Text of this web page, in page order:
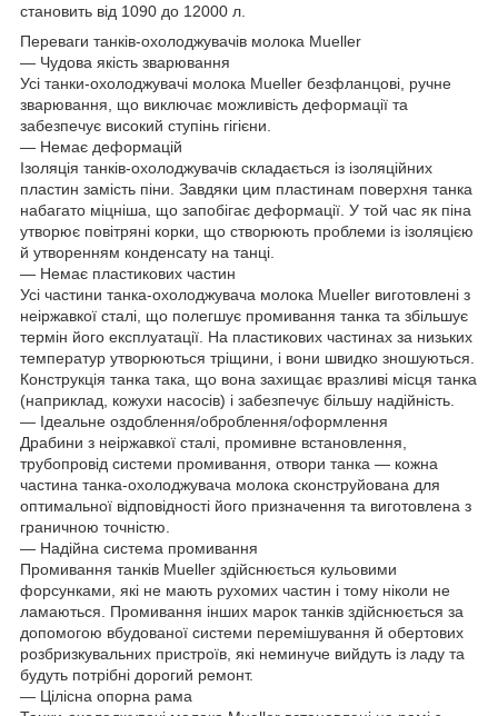
становить від 1090 до 12000 л.
Переваги танків-охолоджувачів молока Mueller
— Чудова якість зварювання
Усі танки-охолоджувачі молока Mueller безфланцові, ручне
зварювання, що виключає можливість деформації та
забезпечує високий ступінь гігієни.
— Немає деформацій
Ізоляція танків-охолоджувачів складається із ізоляційних
пластин замість піни. Завдяки цим пластинам поверхня танка
набагато міцніша, що запобігає деформації. У той час як піна
утворює повітряні корки, що створюють проблеми із ізоляцією
й утворенням конденсату на танці.
— Немає пластикових частин
Усі частини танка-охолоджувача молока Mueller виготовлені з
неіржавкої сталі, що полегшує промивання танка та збільшує
термін його експлуатації. На пластикових частинах за низьких
температур утворюються тріщини, і вони швидко зношуються.
Конструкція танка така, що вона захищає вразливі місця танка
(наприклад, кожухи насосів) і забезпечує більшу надійність.
— Ідеальне оздоблення/оброблення/оформлення
Драбини з неіржавкої сталі, промивне встановлення,
трубопровід системи промивання, отвори танка — кожна
частина танка-охолоджувача молока сконструйована для
оптимальної відповідності його призначення та виготовлена з
граничною точністю.
— Надійна система промивання
Промивання танків Mueller здійснюється кульовими
форсунками, які не мають рухомих частин і тому ніколи не
ламаються. Промивання інших марок танків здійснюється за
допомогою вбудованої системи перемішування й обертових
розбризкувальних пристроїв, які неминуче вийдуть із ладу та
будуть потрібні дорогий ремонт.
— Цілісна опорна рама